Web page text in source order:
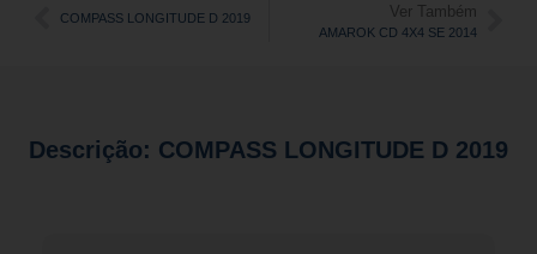
COMPASS LONGITUDE D 2019 Ver Também
AMAROK CD 4X4 SE 2014
Descrição: COMPASS LONGITUDE D 2019